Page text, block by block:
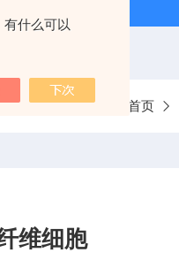
什么可以
当前位置： 首页
维细胞